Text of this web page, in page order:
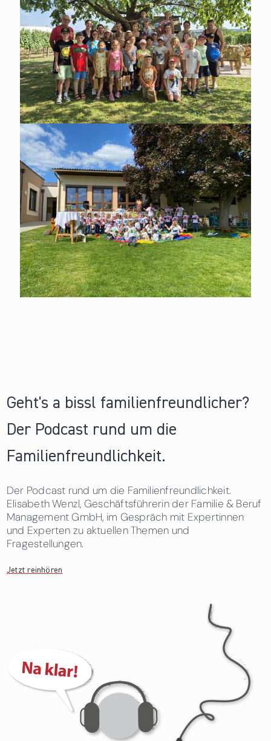
Geht's a bissl familienfreundlicher?
Der Podcast rund um die
Familienfreundlichkeit.
Der Podcast rund um die Familienfreundlichkeit.
Elisabeth Wenzl, Geschäftsführerin der Familie & Beruf
Management GmbH, im Gespräch mit Expertinnen
und Experten zu aktuellen Themen und
Fragestellungen.
Jetzt reinhören